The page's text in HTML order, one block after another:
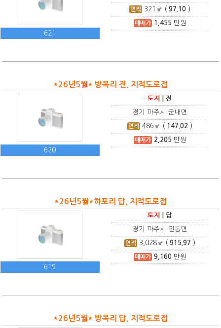
621
면적 321 ㎡ (97.10 )
매매가 1,455 만원
*26년5월* 방목리 전, 지적도로접
620
토지 |전
경기 파주시 군내면
면적 486 ㎡ ( 147.02 )
매매가 2,205 만원
*26년5월*하포리 답, 지적도로접
619
토지 답
경기 파주시 진동면
면적 3,028㎡ (915.97 )
매매가 9,160만원
*26년5월* 방목리 답, 지적도로접